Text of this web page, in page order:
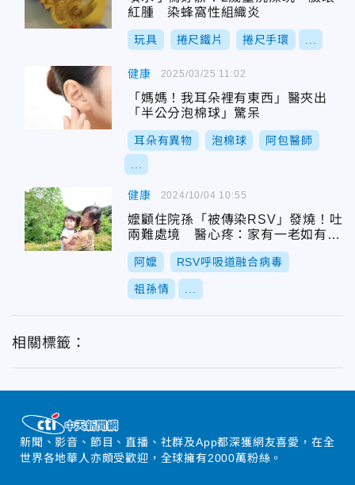
紅腫 染蜂窩性組織炎
玩具 捲尺鐵片 捲尺手環
健康
「媽媽！我耳朵裡有東西」醫夾出
「半公分泡棉球」驚呆
耳朵有異物 泡棉球 阿包醫師
2025/03/25 11:02
健康
嬤顧住院孫「被傳染RSV」發燒！吐
兩難處境 醫心疼：家有一老如有一
寶
阿嬤 RSV呼吸道融合病毒
祖孫情
2024/10/04 10:55
相關標籤：
新聞、影音、節目、直播、社群及App都深獲網友喜愛，在全
世界各地華人亦頗受歡迎，全球擁有2000萬粉絲。